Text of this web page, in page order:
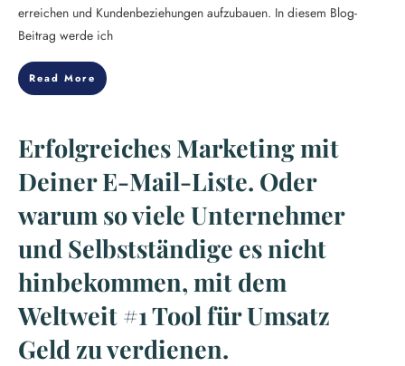
erreichen und Kundenbeziehungen aufzubauen. In diesem Blog-
Beitrag werde ich
Read More
Erfolgreiches Marketing mit
Deiner E-Mail-Liste. Oder
warum so viele Unternehmer
und Selbstständige es nicht
hinbekommen, mit dem
Weltweit #1 Tool für Umsatz
Geld zu verdienen.